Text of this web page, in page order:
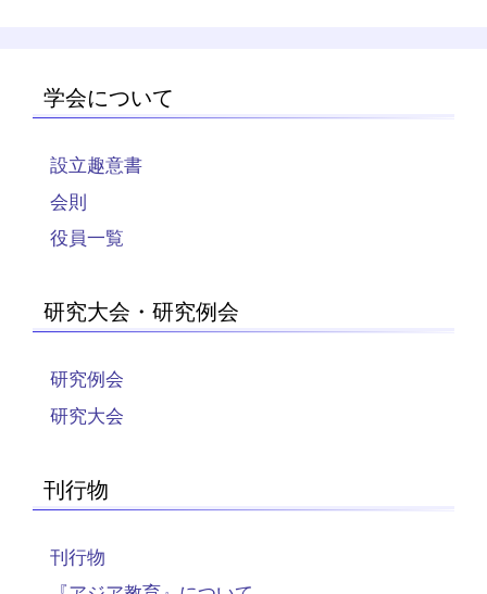
学会について
設立趣意書
会則
役員一覧
研究大会・研究例会
研究例会
研究大会
刊行物
刊行物